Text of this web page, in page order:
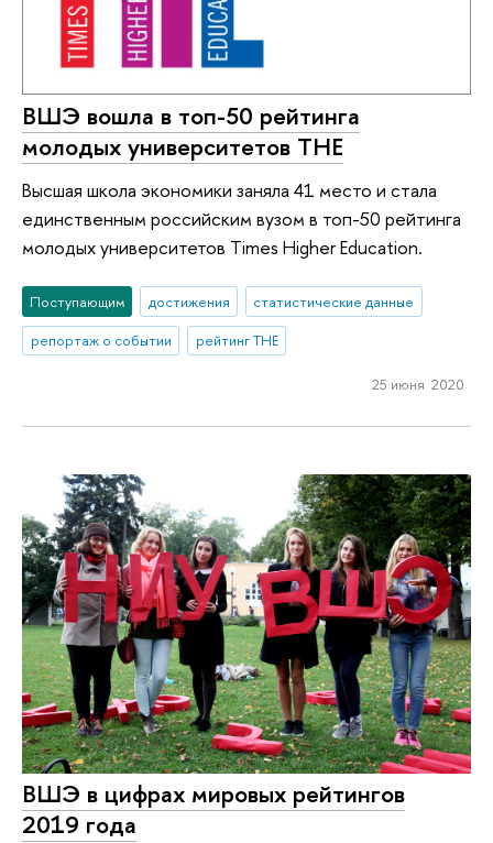
ВШЭ вошла в топ-50 рейтинга
молодых университетов ТНЕ
Высшая школа экономики заняла 41 место и стала
единственным российским вузом в топ-50 рейтинга
молодых университетов Times Higher Education.
Поступающим достижения
статистические данные
репортаж о событии
рейтинг THE
25 июня 2020
ВШЭ в цифрах мировых рейтингов
2019 года